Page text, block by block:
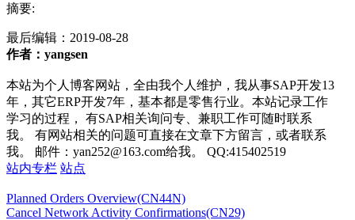
摘要:
最后编辑： 2019-08-28
作者：yangsen
本站为个人博客网站，全由我个人维护，我从事SAP开发13
年，其它ERP开发7年，基本都是零售行业。本站记录工作
学习的过程， 有SAP相关询问专、兼职工作可随时联系
我。 有网站相关的问题可直接在文章下方留言，或者联系
我。 邮件：yan252@163.com给我。 QQ:415402519
站内专栏 站点
Planned Orders Overview(CN44N)
Cancel Network Activity Confirmations(CN29)